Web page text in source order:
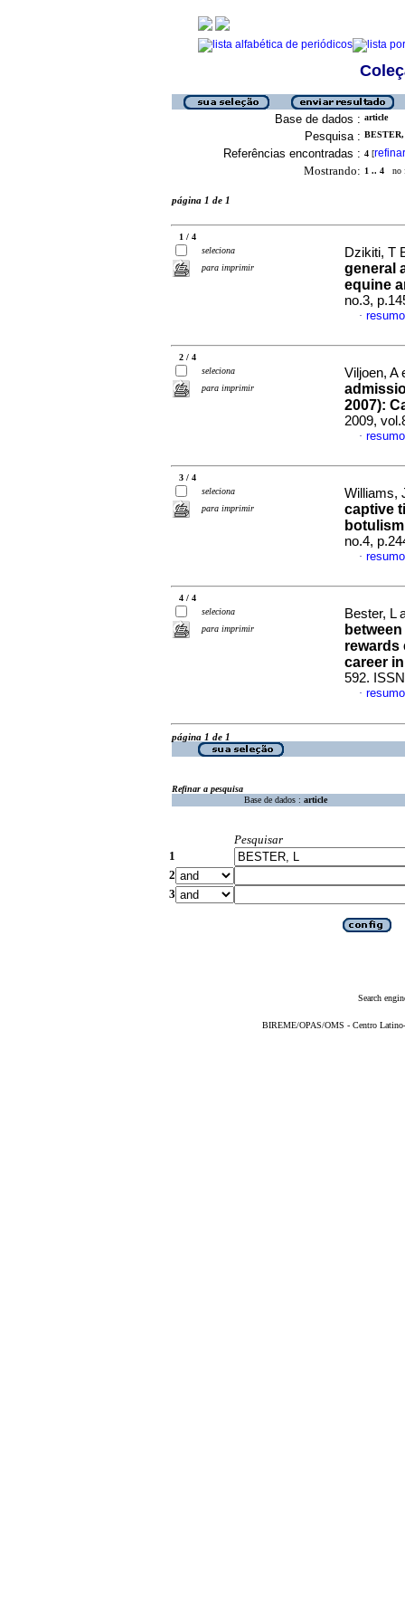
Base de dados : article
Pesquisa :
Referências encontradas : 4 [refinar
Mostrando: 1 .. 4 no
página 1 de 1
1 / 4
seleciona
para imprimir
Dzikiti, T
general
equine
no.3,
·
2 / 4
seleciona
para imprimir
Viljoen, A
2007):
2009,
·
3 / 4
seleciona
para imprimir
Williams,
captive
no.4,
·
4 / 4
seleciona
para imprimir
Bester, L
rewards
career
592.
·
página 1 de 1
Refinar a pesquisa
Base de dados : article
Pesquisar
1
2
3
Search
BIREME/OPAS/OMS - Centro Latino-